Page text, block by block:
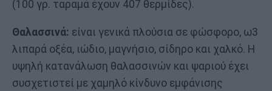
(100 γρ. ταραμά έχουν 407 θερμίδες).
Θαλασσινά: είναι γενικά πλούσια σε φώσφορο, ω3
λιπαρά οξέα, ιώδιο, μαγνήσιο, σίδηρο και χαλκό. Η
υψηλή κατανάλωση θαλασσινών και ψαριού έχει
συσχετιστεί με χαμηλό κίνδυνο εμφάνισης